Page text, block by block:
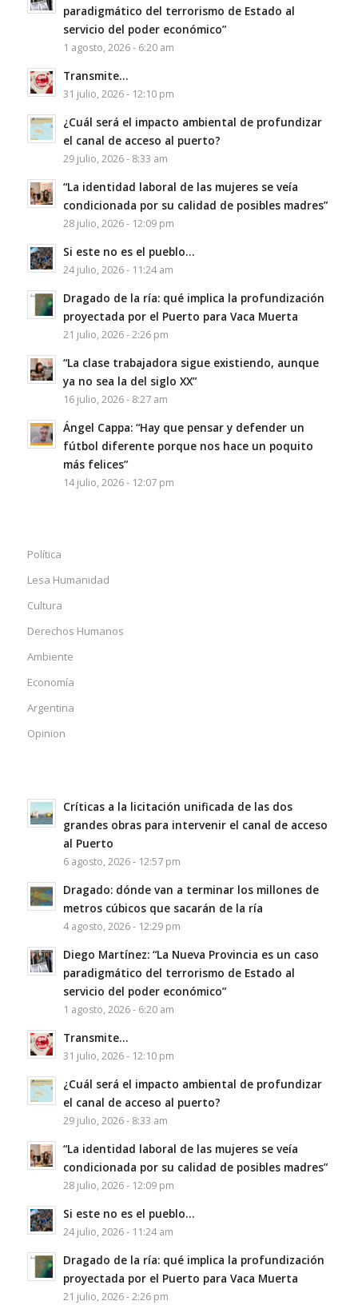
paradigmático del terrorismo de Estado al
servicio del poder económico”
1 agosto, 2026 - 6:20 am
Transmite…
31 julio, 2026 - 12:10 pm
¿Cuál será el impacto ambiental de profundizar
el canal de acceso al puerto?
29 julio, 2026 - 8:33 am
“La identidad laboral de las mujeres se veía
condicionada por su calidad de posibles madres”
28 julio, 2026 - 12:09 pm
Si este no es el pueblo…
24 julio, 2026 - 11:24 am
Dragado de la ría: qué implica la profundización
proyectada por el Puerto para Vaca Muerta
21 julio, 2026 - 2:26 pm
“La clase trabajadora sigue existiendo, aunque
ya no sea la del siglo XX”
16 julio, 2026 - 8:27 am
Ángel Cappa: “Hay que pensar y defender un
fútbol diferente porque nos hace un poquito
más felices”
14 julio, 2026 - 12:07 pm
Política
Lesa Humanidad
Cultura
Derechos Humanos
Ambiente
Economía
Argentina
Opinion
Críticas a la licitación unificada de las dos
grandes obras para intervenir el canal de acceso
al Puerto
6 agosto, 2026 - 12:57 pm
Dragado: dónde van a terminar los millones de
metros cúbicos que sacarán de la ría
4 agosto, 2026 - 12:29 pm
Diego Martínez: “La Nueva Provincia es un caso
paradigmático del terrorismo de Estado al
servicio del poder económico”
1 agosto, 2026 - 6:20 am
Transmite…
31 julio, 2026 - 12:10 pm
¿Cuál será el impacto ambiental de profundizar
el canal de acceso al puerto?
29 julio, 2026 - 8:33 am
“La identidad laboral de las mujeres se veía
condicionada por su calidad de posibles madres”
28 julio, 2026 - 12:09 pm
Si este no es el pueblo…
24 julio, 2026 - 11:24 am
Dragado de la ría: qué implica la profundización
proyectada por el Puerto para Vaca Muerta
21 julio, 2026 - 2:26 pm